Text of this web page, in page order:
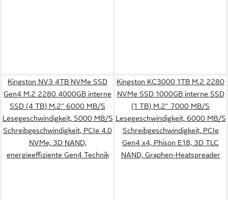
Kingston NV3 4TB NVMe SSD
Gen4 M.2 2280 4000GB interne
SSD (4 TB) M.2" 6000 MB/S
Lesegeschwindigkeit, 5000 MB/S
Schreibgeschwindigkeit, PCIe 4.0
NVMe, 3D NAND,
energieeffiziente Gen4 Technik
Kingston KC3000 1TB M.2 2280
NVMe SSD 1000GB interne SSD
(1 TB) M.2" 7000 MB/S
Lesegeschwindigkeit, 6000 MB/S
Schreibgeschwindigkeit, PCIe
Gen4 x4, Phison E18, 3D TLC
NAND, Graphen-Heatspreader